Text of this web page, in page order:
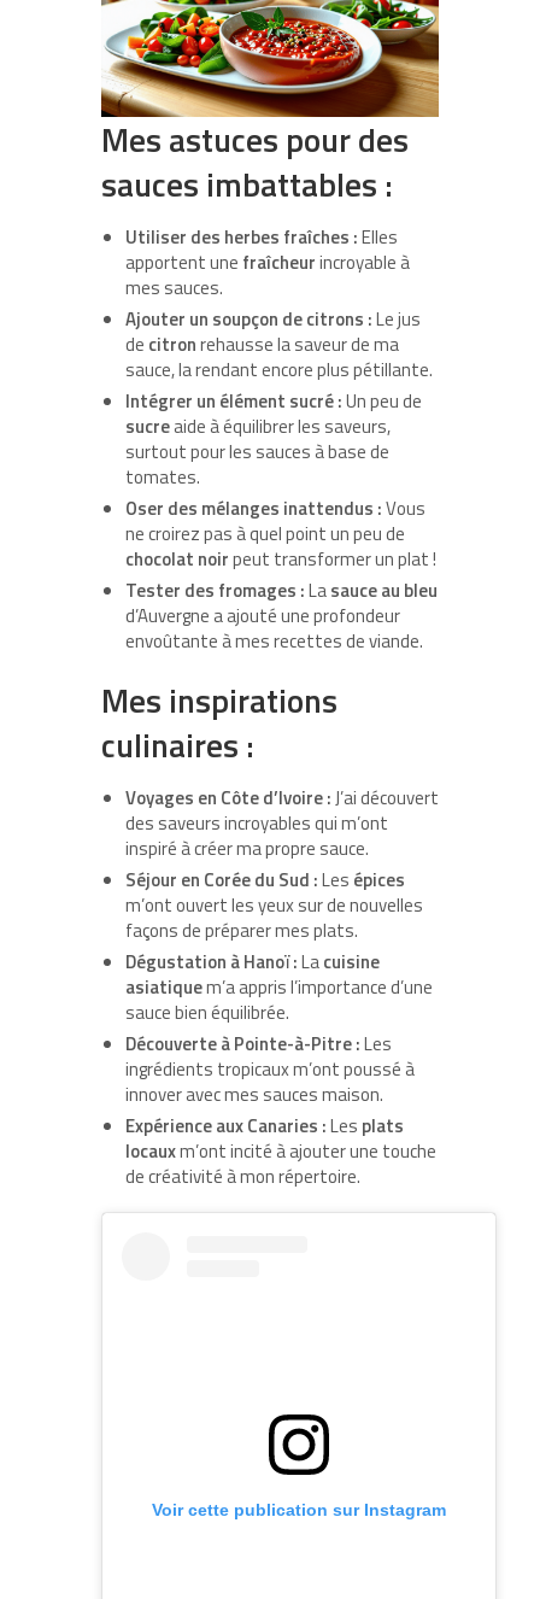
Mes astuces pour des
sauces imbattables :
Utiliser des herbes fraîches :Elles
apportent une fraîcheurincroyable à
mes sauces.
Ajouter un soupçon de citrons :Le jus
de citronrehausse la saveur de ma
sauce, la rendant encore plus pétillante.
Intégrer un élément sucré :Un peu de
sucreaide à équilibrer les saveurs,
surtout pour les sauces à base de
tomates.
Oser des mélanges inattendus :Vous
ne croirez pas à quel point un peu de
chocolat noirpeut transformer un plat !
Tester des fromages :Lasauce au bleu
d’Auvergne a ajouté une profondeur
envoûtante à mes recettes de viande.
Mes inspirations
culinaires :
Voyages en Côte d’Ivoire :J’ai découvert
des saveurs incroyables qui m’ont
inspiré à créer ma propre sauce.
Séjour en Corée du Sud :Les épices
m’ont ouvert les yeux sur de nouvelles
façons de préparer mes plats.
Dégustation à Hanoï :Lacuisine
asiatiquem’a appris l’importance d’une
sauce bien équilibrée.
Découverte à Pointe-à-Pitre :Les
ingrédients tropicaux m’ont poussé à
innover avec mes sauces maison.
Expérience aux Canaries :Les plats
locauxm’ont incité à ajouter une touche
de créativité à mon répertoire.
Voir cette publication sur Instagram